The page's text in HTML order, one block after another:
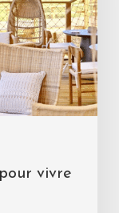
vivre